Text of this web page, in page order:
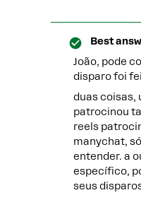
Best
João, pode
disparo foi
duas coisas,
patrocinou
reels
manychat,
entender. a
específico,
seus